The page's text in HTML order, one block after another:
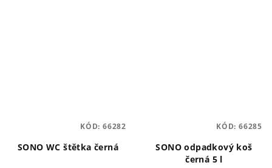
SONO WC štětka černá
KÓD: 66282
SONO odpadkový koš
černá 5 l
KÓD: 66285